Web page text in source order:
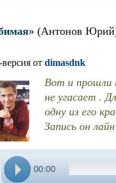
» (Антонов
от dimasdnk
Вот и прошли
не угасает .
одну из его
Запись он
00:00